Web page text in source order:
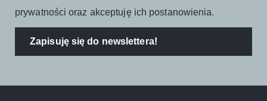
prywatności oraz akceptuję ich postanowienia.
Zapisuję się do newslettera!